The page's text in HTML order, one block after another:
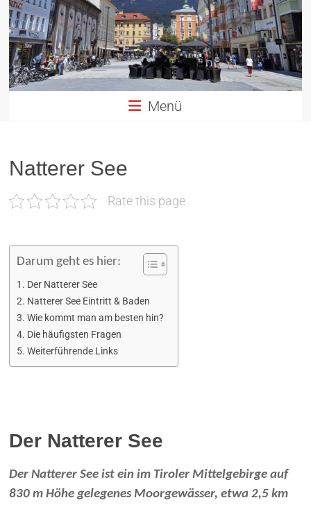
Altstadt
Innsbruck
in
TIROL
Menü
Natterer See
Rate this page
Darum geht es hier:
Der Natterer See
Natterer See Eintritt & Baden
Wie kommt man am besten hin?
Die häufigsten Fragen
Weiterführende Links
Der Natterer See
Der Natterer See ist ein im Tiroler Mittelgebirge auf
830 m Höhe gelegenes Moorgewässer, etwa 2,5 km